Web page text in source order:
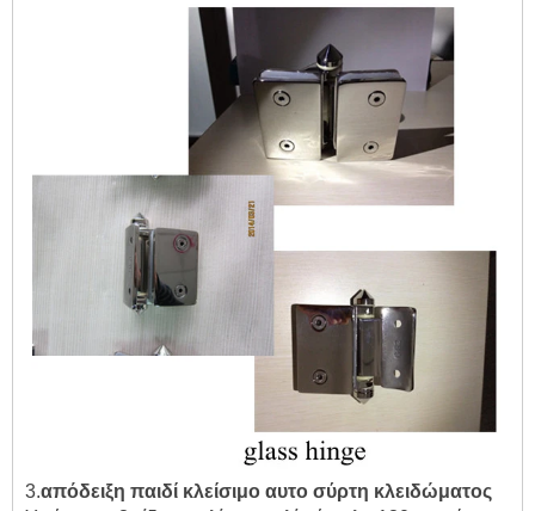
3.απόδειξη παιδί κλείσιμο αυτο σύρτη κλειδώματος